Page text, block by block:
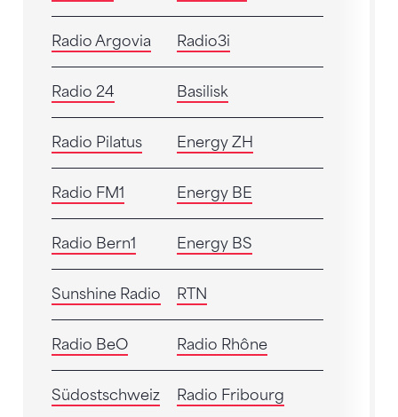
Radio Argovia Radio3i
Radio 24 Basilisk
Radio Pilatus Energy ZH
Radio FM1 Energy BE
Radio Bern1 Energy BS
Sunshine Radio RTN
Radio BeO Radio Rhône
Südostschweiz Radio Fribourg